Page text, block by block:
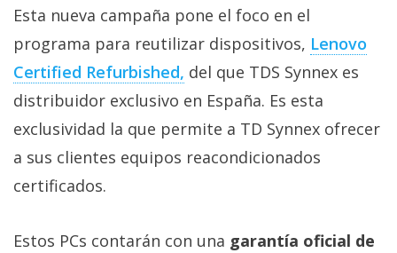
informática,
videojuegos,
comparativas,
trucos y
tutoriales.
El Grupo
Informático
(CC) 2006-
derechos
Esta nueva campaña pone el foco en el
programa para reutilizar dispositivos, Lenovo
Certified Refurbished, del que TDS Synnex es
distribuidor exclusivo en España. Es esta
exclusividad la que permite a TD Synnex ofrecer
a sus clientes equipos reacondicionados
certificados.
Estos PCs contarán con una garantía oficial de